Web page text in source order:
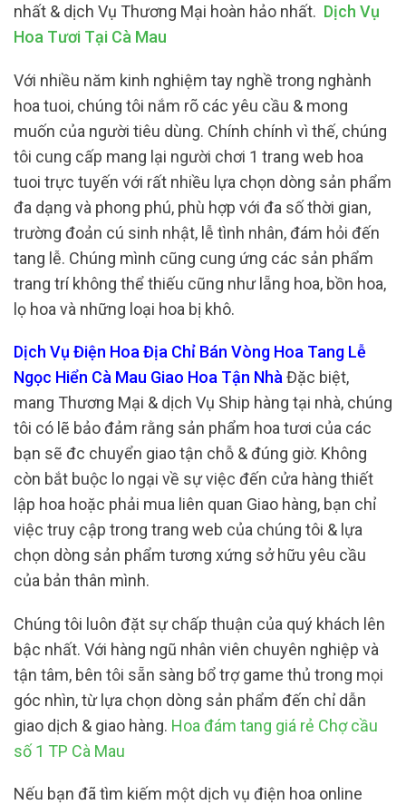
nhất & dịch Vụ Thương Mại hoàn hảo nhất. Dịch Vụ
Hoa Tươi Tại Cà Mau
Với nhiều năm kinh nghiệm tay nghề trong nghành
hoa tuoi, chúng tôi nắm rõ các yêu cầu & mong
muốn của người tiêu dùng. Chính chính vì thế, chúng
tôi cung cấp mang lại người chơi 1 trang web hoa
tuoi trực tuyến với rất nhiều lựa chọn dòng sản phẩm
đa dạng và phong phú, phù hợp với đa số thời gian,
trường đoản cú sinh nhật, lễ tình nhân, đám hỏi đến
tang lễ. Chúng mình cũng cung ứng các sản phẩm
trang trí không thể thiếu cũng như lẵng hoa, bồn hoa,
lọ hoa và những loại hoa bị khô.
Dịch Vụ Điện Hoa Địa Chỉ Bán Vòng Hoa Tang Lễ
Ngọc Hiển Cà Mau Giao Hoa Tận Nhà Đặc biệt,
mang Thương Mại & dịch Vụ Ship hàng tại nhà, chúng
tôi có lẽ bảo đảm rằng sản phẩm hoa tươi của các
bạn sẽ đc chuyển giao tận chỗ & đúng giờ. Không
còn bắt buộc lo ngại về sự việc đến cửa hàng thiết
lập hoa hoặc phải mua liên quan Giao hàng, bạn chỉ
việc truy cập trong trang web của chúng tôi & lựa
chọn dòng sản phẩm tương xứng sở hữu yêu cầu
của bản thân mình.
Chúng tôi luôn đặt sự chấp thuận của quý khách lên
bậc nhất. Với hàng ngũ nhân viên chuyên nghiệp và
tận tâm, bên tôi sẵn sàng bổ trợ game thủ trong mọi
góc nhìn, từ lựa chọn dòng sản phẩm đến chỉ dẫn
giao dịch & giao hàng. Hoa đám tang giá rẻ Chợ cầu
số 1 TP Cà Mau
Nếu bạn đã tìm kiếm một dịch vụ điện hoa online